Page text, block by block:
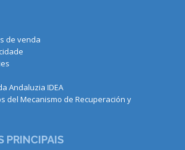
de venda
Andaluzia IDEA
del Mecanismo de Recuperación y
PRINCIPAIS